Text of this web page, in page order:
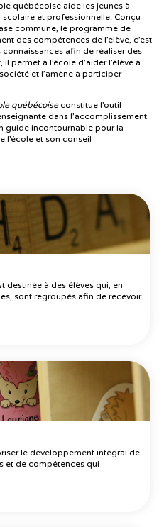
québécoise aide les jeunes à
et professionnelle. Conçu
commune, le programme de
des compétences de l’élève, c’est-
afin de réaliser des
permet à l’école d’aider l’élève à
et l’amène à participer
québécoise constitue l’outil
dans l’accomplissement
guide incontournable pour la
l’école et son conseil
destinée à des élèves qui, en
sont regroupés afin de recevoir
le développement intégral de
et de compétences qui